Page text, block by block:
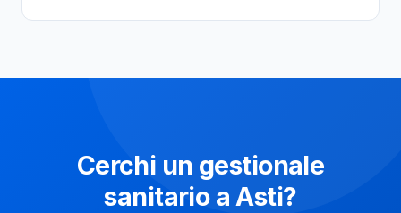
Cerchi un gestionale
sanitario a Asti?